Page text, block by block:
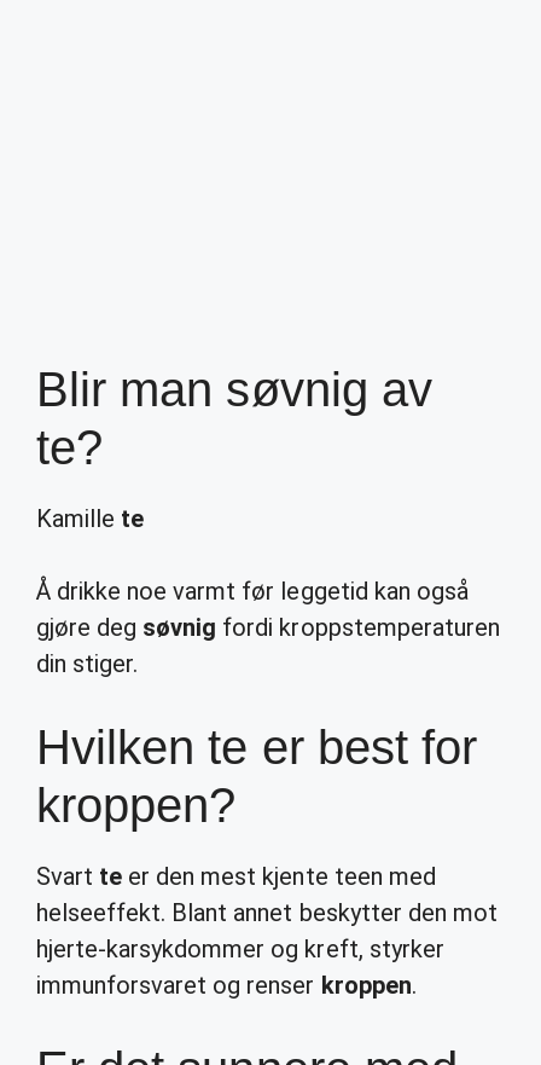
Blir man søvnig av
te?
Kamille te
Å drikke noe varmt før leggetid kan også
gjøre deg søvnig fordi kroppstemperaturen
din stiger.
Hvilken te er best for
kroppen?
Svart te er den mest kjente teen med
helseeffekt. Blant annet beskytter den mot
hjerte-karsykdommer og kreft, styrker
immunforsvaret og renser kroppen.